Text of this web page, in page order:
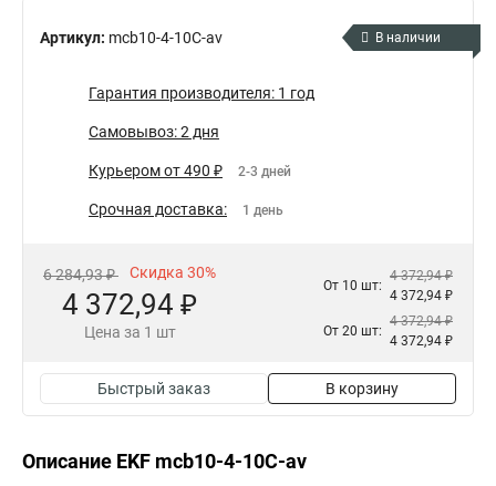
Артикул: mcb10-4-10C-av В наличии
Гарантия производителя: 1 год
Самовывоз: 2 дня
Курьером от 490 ₽ 2-3 дней
Срочная доставка: 1 день
6 284,93 ₽ Скидка 30%
4 372,94 ₽
Цена за 1 шт
От 10 шт:
4 372,94 ₽
4 372,94 ₽
От 20 шт:
4 372,94 ₽
4 372,94 ₽
Быстрый заказ В корзину
Описание EKF mcb10-4-10C-av